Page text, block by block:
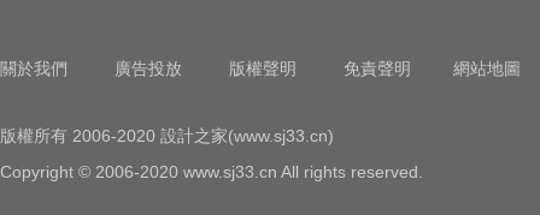
關於我們 廣告投放 版權聲明 免責聲明 網站地圖
版權所有 2006-2020 設計之家(www.sj33.cn)
Copyright © 2006-2020 www.sj33.cn All rights reserved.